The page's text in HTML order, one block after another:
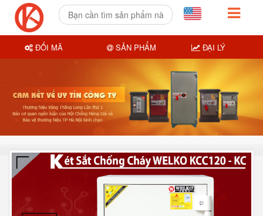
ĐỔI MÃ SẢN PHẨM ĐẠI LÝ